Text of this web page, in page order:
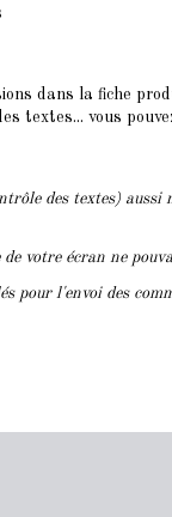
dans la fiche
textes... vous
des textes)
votre écran ne
pour l'envoi des